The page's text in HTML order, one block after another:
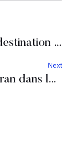
Le Monténégro - nouvelle destination incentive d'hiver?
Next
Excursion privée en catamaran dans la Baie de Kotor